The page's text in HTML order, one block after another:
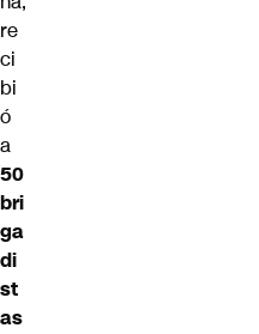
re
ci
bi
ó
a
50
bri
ga
di
st
as